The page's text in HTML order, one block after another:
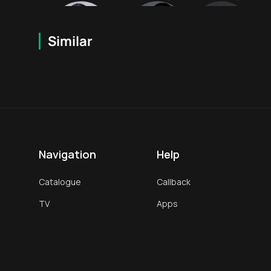
Similar
Navigation
Catalogue
TV
Help
Callback
Apps